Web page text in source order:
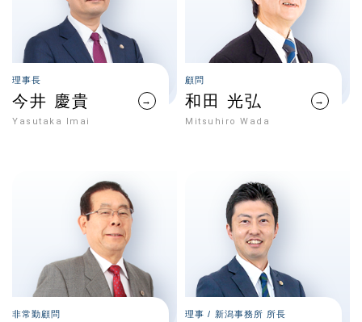
理事長
今井 慶貴
Yasutaka Imai
→
顧問
和田 光弘
Mitsuhiro Wada
→
非常勤顧問 理事 / 新潟事務所 所長